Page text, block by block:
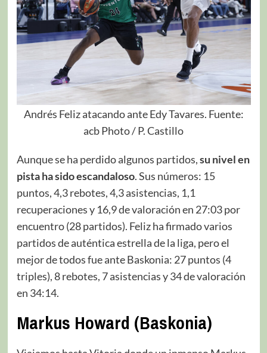
Andrés Feliz atacando ante Edy Tavares. Fuente:
acb Photo / P. Castillo
Aunque se ha perdido algunos partidos,su nivel en
pista ha sido escandaloso. Sus números: 15
puntos, 4,3 rebotes, 4,3 asistencias, 1,1
recuperaciones y 16,9 de valoración en 27:03 por
encuentro (28 partidos). Feliz ha firmado varios
partidos de auténtica estrella de la liga, pero el
mejor de todos fue ante Baskonia: 27 puntos (4
triples), 8 rebotes, 7 asistencias y 34 de valoración
en 34:14.
Markus Howard (Baskonia)